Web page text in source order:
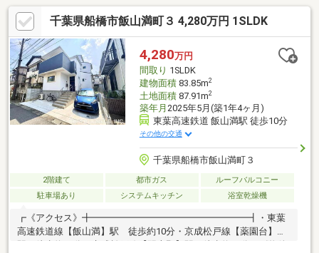
で徒歩５分（約３５０ｍ）
千葉県船橋市飯山満町３ 4,280万円 1SLDK
4,280万円
間取り 1SLDK
建物面積83.85m2
土地面積87.91m2
築年月 2025年5月(築1年4ヶ月)
東葉高速鉄道 飯山満駅 徒歩10分
その他の交通
千葉県船橋市飯山満町３
2階建て 都市ガス
ルーフバルコニー
駐車場あり
システムキッチン 浴室乾燥機
┏《アクセス》╋━━━━━━━━━━━━━━━━━┫・東葉
高速鉄道線【飯山満】駅 徒歩約10分・京成松戸線【薬園台】